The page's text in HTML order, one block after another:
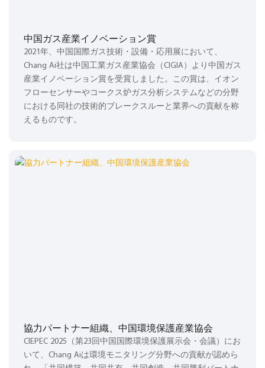
中国ガス産業イノベーション賞
2021年、中国国際ガス技術・設備・応用展において、
Chang Ai社は中国工業ガス産業協会（CIGIA）より中国ガス
産業イノベーション賞を受賞しました。この賞は、イオン
フローセンサーやコークス炉ガス分析システムなどの分野
における同社の技術的ブレークスルーと業界への貢献を称
えるものです。
協力パートナー組織、中国環境保護産業協会
CIEPEC 2025（第23回中国国際環境保護展示会・会議）にお
いて、Chang Aiは環境モニタリング分野への貢献が認めら